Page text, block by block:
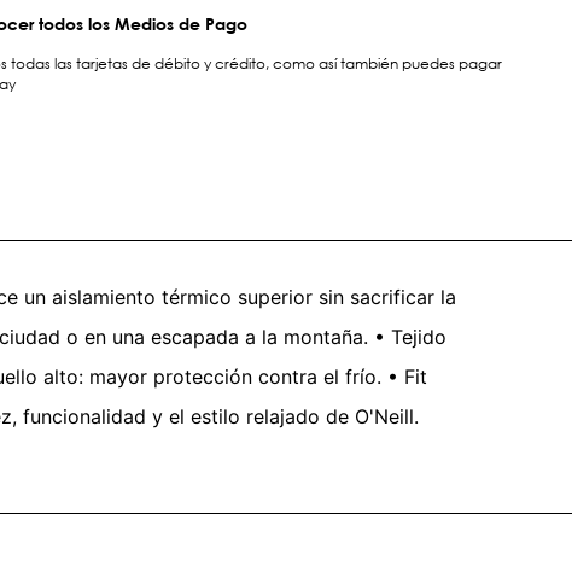
todos los Medios de Pago
todas las tarjetas de débito y crédito, como así también puedes pagar
un aislamiento térmico superior sin sacrificar la
o en una escapada a la montaña. • Tejido
alto: mayor protección contra el frío. • Fit
funcionalidad y el estilo relajado de O'Neill.